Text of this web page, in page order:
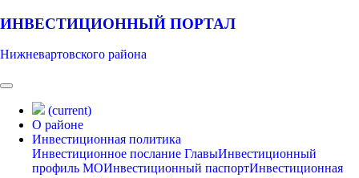
ИНВЕСТИЦИОННЫЙ ПОРТАЛ
Нижневартовского района
(current)
О районе
Инвестиционная политика
Инвестиционное послание ГлавыИнвестиционный
профиль МОИнвестиционный паспортИнвестиционная